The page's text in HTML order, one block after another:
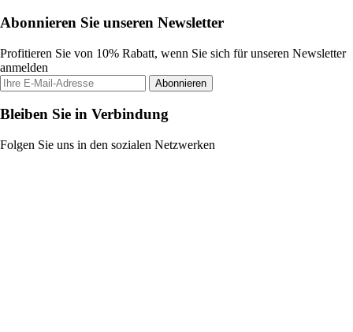
Abonnieren Sie unseren Newsletter
Profitieren Sie von 10% Rabatt, wenn Sie sich für unseren Newsletter
anmelden
Abonnieren
Bleiben Sie in Verbindung
Folgen Sie uns in den sozialen Netzwerken